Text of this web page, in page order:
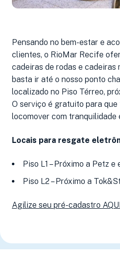
Pensando no bem-estar e
clientes, o RioMar Recife
cadeiras de rodas e
basta ir até o nosso ponto
localizado no Piso Térreo,
O serviço é gratuito para que
locomover com tranquilidade
Locais para resgate
Piso L1 – Próximo a Petz e
Piso L2 – Próximo a
Agilize seu pré-cadastro